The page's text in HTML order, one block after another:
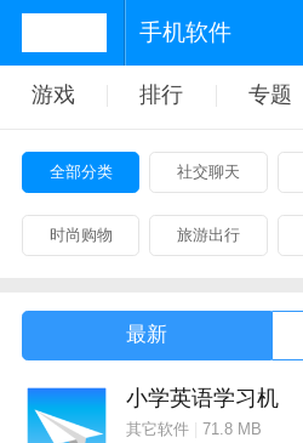
手机软件
游戏 排行 专题
全部分类 社交聊天
时尚购物 旅游出行
最新
小学英语学习机
其它软件| 71.8 MB